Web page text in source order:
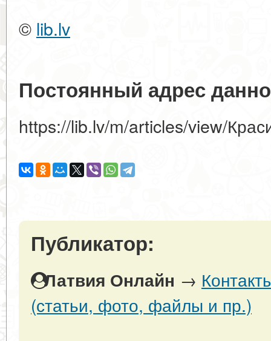
© lib.lv
Постоянный адрес
https://lib.lv/m/articles/view/
Публикатор:
Латвия Онлайн →
(статьи, фото, файлы и пр.)